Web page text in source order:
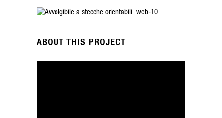
ABOUT THIS PROJECT